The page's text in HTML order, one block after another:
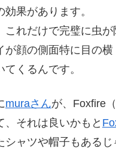
効果があります。
これだけで完璧に虫
が顔の側面特に目の
てくるんです。
muraさんが、Foxfire
、それは良いかもと
シャツや帽子もあるじ